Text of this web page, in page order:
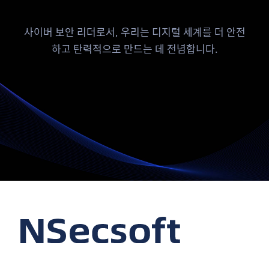
사이버 보안 리더로서, 우리는 디지털 세계를 더 안전
하고 탄력적으로 만드는 데 전념합니다.